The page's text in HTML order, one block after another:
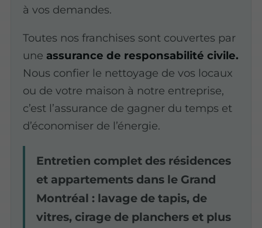
à vos demandes.
Toutes nos franchises sont couvertes par
une assurance de responsabilité civile.
Nous confier le nettoyage de vos locaux
ou de votre maison à notre entreprise,
c’est l’assurance de gagner du temps et
d’économiser de l’énergie.
Entretien complet des résidences
et appartements dans le Grand
Montréal : lavage de tapis, de
vitres, cirage de planchers et plus